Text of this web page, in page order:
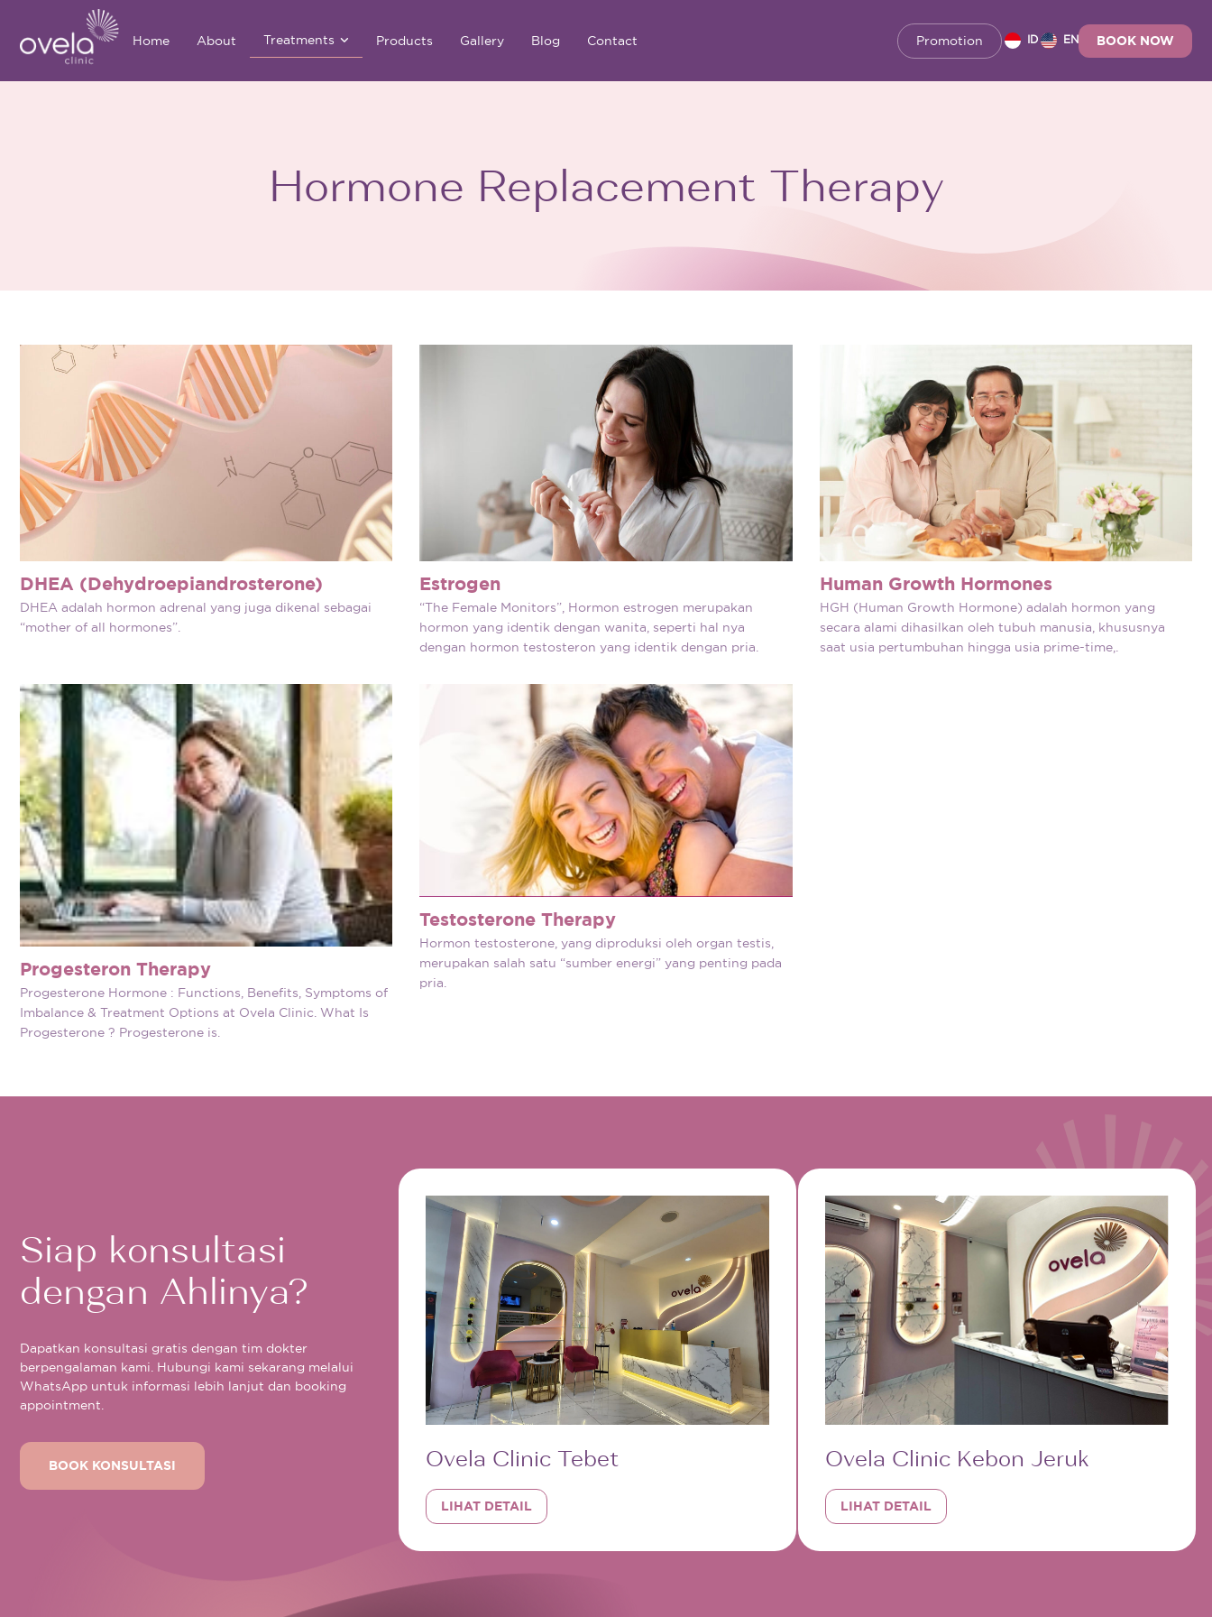
Home About Treatments Products Gallery Blog Contact Promotion ID EN BOOK NOW
Hormone Replacement Therapy
DHEA (Dehydroepiandrosterone)
DHEA adalah hormon adrenal yang juga dikenal sebagai
“mother of all hormones”.
Estrogen
“The Female Monitors”, Hormon estrogen merupakan
hormon yang identik dengan wanita, seperti hal nya
dengan hormon testosteron yang identik dengan pria.
Human Growth Hormones
HGH (Human Growth Hormone) adalah hormon yang
secara alami dihasilkan oleh tubuh manusia, khususnya
saat usia pertumbuhan hingga usia prime-time,.
Progesteron Therapy
Progesterone Hormone : Functions, Benefits, Symptoms of
Imbalance & Treatment Options at Ovela Clinic. What Is
Progesterone ? Progesterone is.
Testosterone Therapy
Hormon testosterone, yang diproduksi oleh organ testis,
merupakan salah satu “sumber energi” yang penting pada
pria.
Siap konsultasi
dengan Ahlinya?
Dapatkan konsultasi gratis dengan tim dokter
berpengalaman kami. Hubungi kami sekarang melalui
WhatsApp untuk informasi lebih lanjut dan booking
appointment.
BOOK KONSULTASI Ovela Clinic Tebet
LIHAT DETAIL
Ovela Clinic Kebon Jeruk
LIHAT DETAIL